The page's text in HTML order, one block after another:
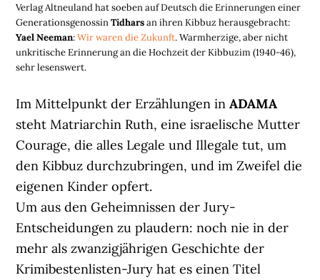
Verlag Altneuland hat soeben auf Deutsch die Erinnerungen einer
GenerationsgenossinTidharsan ihren Kibbuz herausgebracht:
Yael Neeman:Wir waren die Zukunft. Warmherzige, aber nicht
unkritische Erinnerung an die Hochzeit der Kibbuzim (1940-46),
sehr lesenswert.
Im Mittelpunkt der Erzählungen inADAMA
steht Matriarchin Ruth, eine israelische Mutter
Courage, die alles Legale und Illegale tut, um
den Kibbuz durchzubringen, und im Zweifel die
eigenen Kinder opfert.
Um aus den Geheimnissen der Jury-
Entscheidungen zu plaudern: noch nie in der
mehr als zwanzigjährigen Geschichte der
Krimibestenlisten-Jury hat es einen Titel